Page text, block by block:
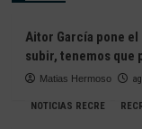
Aitor García pone
subir, tenemos que
Matias Hermoso
NOTICIAS RECRE